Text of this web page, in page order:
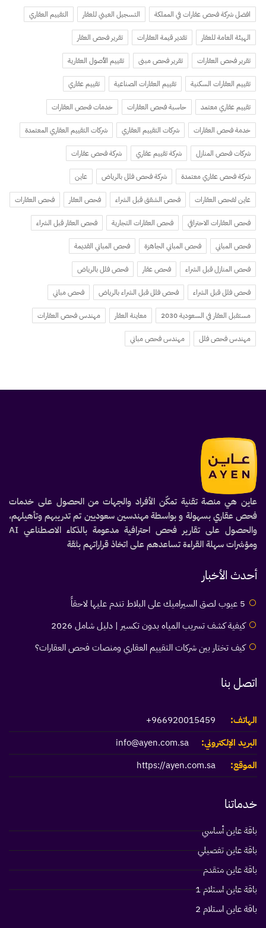
افضل شركة فحص عقارات في المملكة التسجيل العيني للعقار التقييم العقاري
الهيئة العامة للعقار تقدير قيمة العقارات تقرير فحص العقار
تقرير فحص العقارات تقرير فحص مبنى تقييم الأصول العقارية
تقييم العقارات السكنية تقييم العقارات الصناعية تقييم عقاري
تقييم عقاري معتمد حاسبة فحص العقارات خدمات فحص العقارات
خدمة فحص العقارات شركات التقييم العقاري شركات التقييم العقاري المعتمدة
شركات فحص المنازل شركة تقييم عقاري شركة فحص عقارات
شركة فحص عقاري معتمدة شركة فحص فلل بالرياض عاين
عاين لفحص العقارات فحص الشقق قبل الشراء فحص العقار فحص العقارات
فحص العقارات الاحترافي فحص العقارات التجارية فحص العقار قبل الشراء
فحص المباني فحص المباني الجاهزة فحص المباني القديمة
فحص المنازل قبل الشراء فحص عقار فحص فلل بالرياض
فحص فلل قبل الشراء فحص فلل قبل الشراء بالرياض فحص مباني
مستقبل العقار في السعودية 2030 معاينة العقار مهندس فحص العقارات
مهندس فحص فلل مهندس فحص مباني
عاين هي منصة تقنية تمكّن الأفراد والجهات من الحصول على خدمات
فحص عقاري بسهولة و بواسطة مهندسين سعوديين تم تدريبهم وتأهيلهم،
والحصول على تقارير فحص احترافية مدعومة بالذكاء الاصطناعي AI
ومؤشرات سهلة القراءة تساعدهم على اتخاذ قراراتهم بثقة
أحدث الأخبار
5 عيوب لصق السيراميك على البلاط تندم عليها لاحقاً
كيفية كشف تسريب المياه بدون تكسير | دليل شامل 2026
كيف تختار بين شركات التقييم العقاري ومنصات فحص العقارات؟
اتصل بنا
الهاتف:
966920015459+
البريد الإلكتروني:
info@ayen.com.sa
الموقع:
https://ayen.com.sa
خدماتنا
باقة عاين أساسي
باقة عاين تفصيلي
باقة عاين متقدم
باقة عاين استلام 1
باقة عاين استلام 2